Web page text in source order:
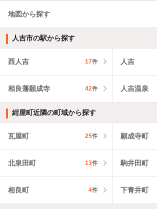
地図から探す
人吉市の駅から探す
西人吉 17件 人吉
相良藩願成寺 42件 人吉温泉
紺屋町近隣の町域から探す
瓦屋町 25件 願成寺町
北泉田町 13件 駒井田町
相良町 4件 下青井町